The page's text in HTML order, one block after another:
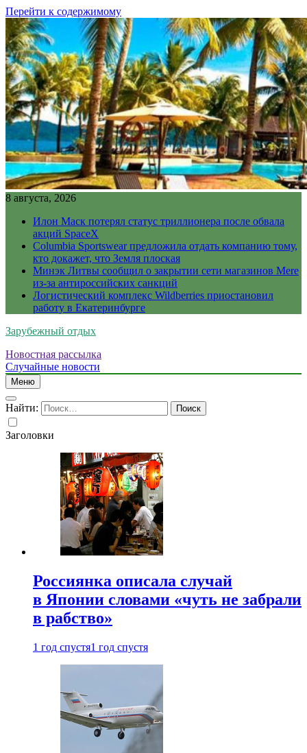
Перейти к содержимому
8 августа, 2026
Илон Маск потерял статус триллионера после обвала
акций SpaceX
Columbia Sportswear предложила отдать компанию тому,
кто докажет, что Земля плоская
Минэк Литвы сообщил о закрытии сети магазинов Mere
из-за антироссийских санкций
Логистический комплекс Wildberries приостановил
работу в Екатеринбурге
Зарубежный отдых
Новостная рассылка
Случайные новости
Меню
Найти:
Заголовки
Россиянка описала случай
в Японии словами «чуть не забрали
в рабство»
1 год спустя1 год спустя